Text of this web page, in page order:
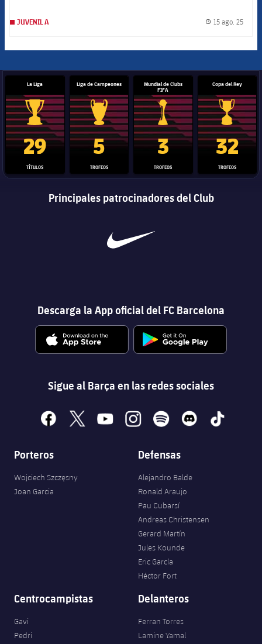
JUVENIL A 15 ago. 25
La Liga
Trofeo de La Liga
29
TÍTULOS
Liga de Campeones
Trofeo de la Liga de Campeones
5
TROFEOS
Mundial de Clubs
FIFA
Trofeo del Mundial de
3
TROFEOS
Copa del Rey
Copa del
32
TROFEOS
Principales patrocinadores del Club
Descarga la App oficial del FC Barcelona
Sigue al Barça en las redes sociales
facebook
x youtubeinstagramspotify discord tiktok
Porteros
Wojciech Szczęsny
Joan Garcia
Defensas
Alejandro Balde
Ronald Araujo
Pau Cubarsí
Andreas Christensen
Gerard Martín
Jules Kounde
Eric García
Héctor Fort
Centrocampistas
Gavi
Pedri
Delanteros
Ferran Torres
Lamine Yamal